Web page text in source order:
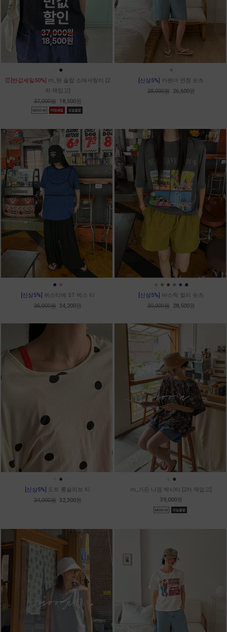
●
⏰[반값세일50%] m_텐 슬랍 소매셔링티 [2
차 재입고]
37,000원 18,500원
●
[신상5%] 카펜더 연청 숏츠
28,000원 26,600원
● ●
[신상5%] 뷔스티에 ST 박스 티
36,000원 34,200원
● ● ● ● ● ●
[신상5%] 바스락 컬러 숏츠
30,000원 28,500원
●
[신상5%] 도트 롱슬리브 티
34,000원 32,300원
●
m_가든 나염 박시티 [2차 재입고]
39,000원